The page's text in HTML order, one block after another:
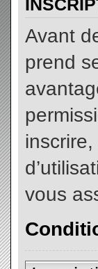
Avant
prend
vous